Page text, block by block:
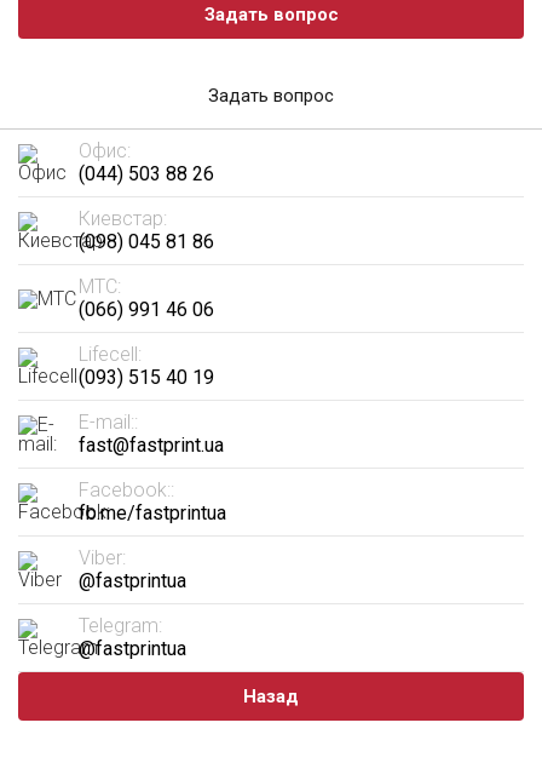
Задать вопрос
Задать вопрос
Офис:
(044) 503 88 26
Киевстар:
(098) 045 81 86
МТС:
(066) 991 46 06
Lifecell:
(093) 515 40 19
E-mail::
fast@fastprint.ua
Facebook::
fb.me/fastprintua
Viber:
@fastprintua
Telegram:
@fastprintua
Назад